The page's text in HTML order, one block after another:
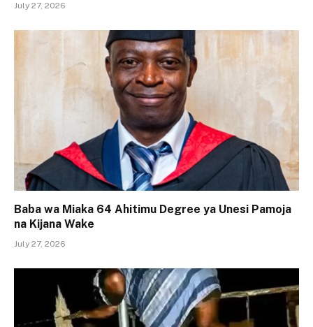
July 27, 2026
Baba wa Miaka 64 Ahitimu Degree ya Unesi Pamoja
na Kijana Wake
July 27, 2026